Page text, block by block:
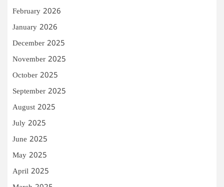
February 2026
January 2026
December 2025
November 2025
October 2025
September 2025
August 2025
July 2025
June 2025
May 2025
April 2025